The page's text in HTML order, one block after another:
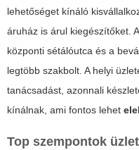
lehetőséget kínáló
áruház is árul kiegészítőket.
központi sétálóutca és a
legtöbb szakbolt. A helyi
tanácsadást, azonnali
kínálnak, ami fontos lehet
Top szempontok